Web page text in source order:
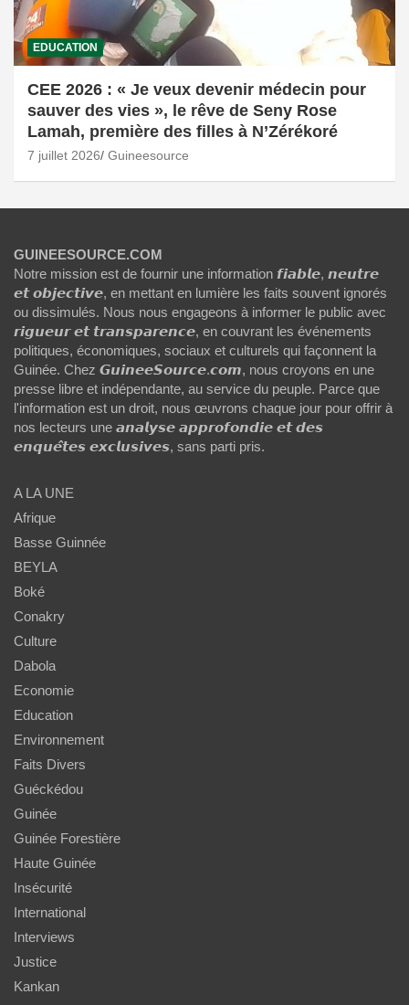
EDUCATION
CEE 2026 : « Je veux devenir médecin pour
sauver des vies », le rêve de Seny Rose
Lamah, première des filles à N’Zérékoré
7 juillet 2026 Guineesource
GUINEESOURCE.COM
Notre mission est de fournir une information 𝙛𝙞𝙖𝙗𝙡𝙚, 𝙣𝙚𝙪𝙩𝙧𝙚
𝙚𝙩 𝙤𝙗𝙟𝙚𝙘𝙩𝙞𝙫𝙚, en mettant en lumière les faits souvent ignorés
ou dissimulés. Nous nous engageons à informer le public avec
𝙧𝙞𝙜𝙪𝙚𝙪𝙧 𝙚𝙩 𝙩𝙧𝙖𝙣𝙨𝙥𝙖𝙧𝙚𝙣𝙘𝙚, en couvrant les événements
politiques, économiques, sociaux et culturels qui façonnent la
Guinée. Chez 𝙂𝙪𝙞𝙣𝙚𝙚𝙎𝙤𝙪𝙧𝙘𝙚.𝙘𝙤𝙢, nous croyons en une
presse libre et indépendante, au service du peuple. Parce que
l'information est un droit, nous œuvrons chaque jour pour offrir à
nos lecteurs une 𝙖𝙣𝙖𝙡𝙮𝙨𝙚 𝙖𝙥𝙥𝙧𝙤𝙛𝙤𝙣𝙙𝙞𝙚 𝙚𝙩 𝙙𝙚𝙨
𝙚𝙣𝙦𝙪𝙚̂𝙩𝙚𝙨 𝙚𝙭𝙘𝙡𝙪𝙨𝙞𝙫𝙚𝙨, sans parti pris.
A LA UNE
Afrique
Basse Guinnée
BEYLA
Boké
Conakry
Culture
Dabola
Economie
Education
Environnement
Faits Divers
Guéckédou
Guinée
Guinée Forestière
Haute Guinée
Insécurité
International
Interviews
Justice
Kankan